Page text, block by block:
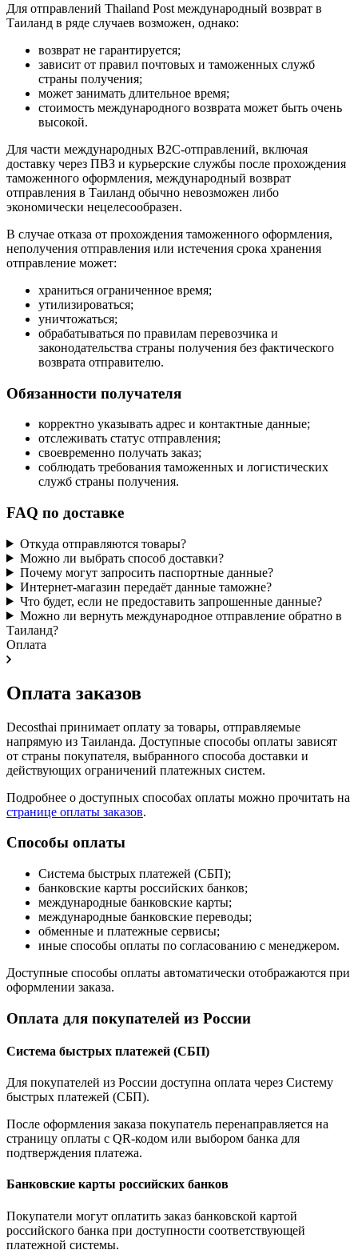
Для отправлений Thailand Post международный возврат в
Таиланд в ряде случаев возможен, однако:
возврат не гарантируется;
зависит от правил почтовых и таможенных служб
страны получения;
может занимать длительное время;
стоимость международного возврата может быть очень
высокой.
Для части международных B2C-отправлений, включая
доставку через ПВЗ и курьерские службы после прохождения
таможенного оформления, международный возврат
отправления в Таиланд обычно невозможен либо
экономически нецелесообразен.
В случае отказа от прохождения таможенного оформления,
неполучения отправления или истечения срока хранения
отправление может:
храниться ограниченное время;
утилизироваться;
уничтожаться;
обрабатываться по правилам перевозчика и
законодательства страны получения без фактического
возврата отправителю.
Обязанности получателя
корректно указывать адрес и контактные данные;
отслеживать статус отправления;
своевременно получать заказ;
соблюдать требования таможенных и логистических
служб страны получения.
FAQ по доставке
Откуда отправляются товары?
Можно ли выбрать способ доставки?
Почему могут запросить паспортные данные?
Интернет-магазин передаёт данные таможне?
Что будет, если не предоставить запрошенные данные?
Можно ли вернуть международное отправление обратно в
Таиланд?
Оплата
Оплата заказов
Decosthai принимает оплату за товары, отправляемые
напрямую из Таиланда. Доступные способы оплаты зависят
от страны покупателя, выбранного способа доставки и
действующих ограничений платежных систем.
Подробнее о доступных способах оплаты можно прочитать на
странице оплаты заказов.
Способы оплаты
Система быстрых платежей (СБП);
банковские карты российских банков;
международные банковские карты;
международные банковские переводы;
обменные и платежные сервисы;
иные способы оплаты по согласованию с менеджером.
Доступные способы оплаты автоматически отображаются при
оформлении заказа.
Оплата для покупателей из России
Система быстрых платежей (СБП)
Для покупателей из России доступна оплата через Систему
быстрых платежей (СБП).
После оформления заказа покупатель перенаправляется на
страницу оплаты с QR-кодом или выбором банка для
подтверждения платежа.
Банковские карты российских банков
Покупатели могут оплатить заказ банковской картой
российского банка при доступности соответствующей
платежной системы.